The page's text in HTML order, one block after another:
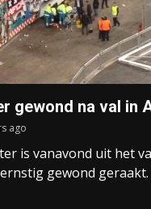
gewond na val in
ago
is vanavond uit het
gewond geraakt.